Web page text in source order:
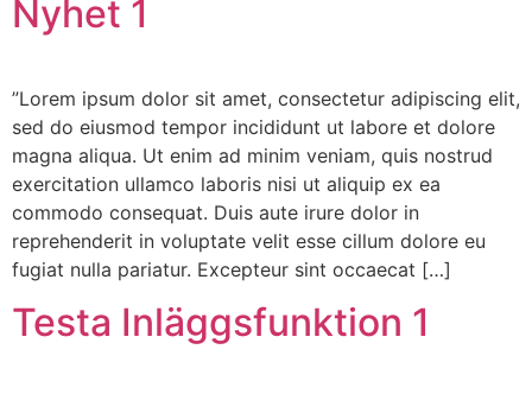
Nyhet 1
”Lorem ipsum dolor sit amet, consectetur adipiscing elit,
sed do eiusmod tempor incididunt ut labore et dolore
magna aliqua. Ut enim ad minim veniam, quis nostrud
exercitation ullamco laboris nisi ut aliquip ex ea
commodo consequat. Duis aute irure dolor in
reprehenderit in voluptate velit esse cillum dolore eu
fugiat nulla pariatur. Excepteur sint occaecat […]
Testa Inläggsfunktion 1